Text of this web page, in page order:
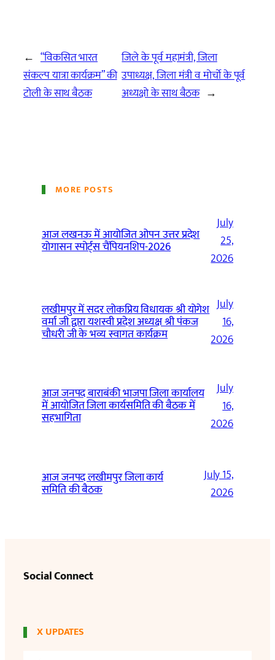
← “विकसित भारत
संकल्प यात्रा कार्यक्रम” की
टोली के साथ बैठक
जिले के पूर्व महामंत्री, जिला
उपाध्यक्ष, जिला मंत्री व मोर्चो के पूर्व
अध्यक्षो के साथ बैठक →
MORE POSTS
आज लखनऊ में आयोजित ओपन उत्तर प्रदेश
योगासन स्पोर्ट्स चैंपियनशिप-2026
July
25,
2026
लखीमपुर में सदर लोकप्रिय विधायक श्री योगेश
वर्मा जी द्वारा यशस्वी प्रदेश अध्यक्ष श्री पंकज
चौधरी जी के भव्य स्वागत कार्यक्रम
July
16,
2026
आज जनपद बाराबंकी भाजपा जिला कार्यालय
में आयोजित जिला कार्यसमिति की बैठक में
सहभागिता
July
16,
2026
आज जनपद लखीमपुर जिला कार्य
समिति की बैठक
July 15,
2026
Social Connect
X UPDATES